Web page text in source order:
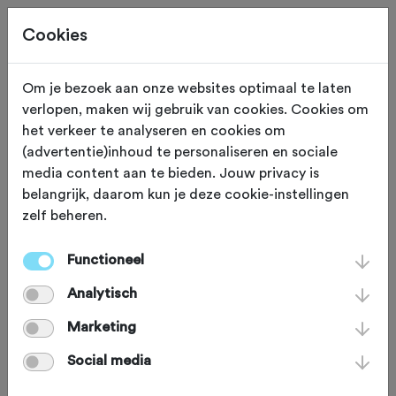
ETEN EN DRINKEN
Herberg ''In den
Bockenreyder''
Deze oer-Brabantse herberg,
vernoemd naar de roversbendes die de
Kempen ooit onveilig maakten, is een
populaire rustplek voor fietsers en
Cookies
Om je bezoek aan onze websites optimaal te laten
verlopen, maken wij gebruik van cookies. Cookies om
het verkeer te analyseren en cookies om
(advertentie)inhoud te personaliseren en sociale
media content aan te bieden. Jouw privacy is
belangrijk, daarom kun je deze cookie-instellingen
zelf beheren.
Functioneel
Analytisch
Marketing
Social media